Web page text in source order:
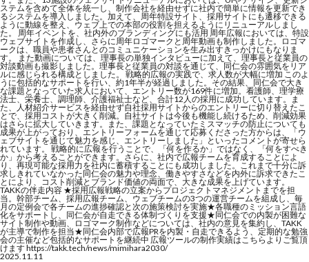
ステムを含めて全体を統一し、制作会社を経由せずに社内で簡単に情報を更新でき
るシステムを導入しました。加えて、周年特設サイト、採用サイトにも遷移できる
ように動線を整え、ウェブ上での本部の役割を担えるようにリニューアルしまし
た。 周年イベントを、社内外のブランディングにも活用 周年広報においては、特設
ウェブサイトを作成し、さらに周年ロゴマークと周年動画も制作しました。ロゴマ
ークは、職員や患者さんとのコミュニケーションを生み出すきっかけにもなりま
す。 また動画については、理事長の単独インタビューに加えて、理事長と従業員の
対談動画も撮影しました。理事長と従業員の対談を通じて、同仁会の雰囲気をリア
ルに感じられる構成としました。 戦略的広報の実践で、求人数が大幅に増加 このよ
うに包括的なサポートを行い、約1年半が経過しました。その結果、同仁会で大き
な課題となっていた求人において、エントリー数が169件に増加。看護師、理学療
法士、栄養士、調理師、介護福祉士など、合計12人の採用に成功しています。ま
た、人材紹介サービスを経由せず自社採用サイトからのエントリーに切り替えたこ
とで、採用コストが大きく削減。自社サイトは今後も機能し続けるため、削減効果
はさらに拡大していきます。また、課題となっていたミスマッチの防止についても
成果が上がっており、エントリーフォームを通じて応募くださった方からは、「ウ
ェブサイトを通じて魅力を感じ、エントリーしました」といったコメントが寄せら
れています。 戦略的に広報を行うことで、「何を作るか」ではなく、「何をすべき
か」から考えることができます。さらに、社内で広報チームを育成することによ
り、再現可能な採用力を社内に蓄積することにも成功しました。これまで十分に訴
求しきれていなかった同仁会の魅力や理念、働きやすさなどを内外に訴求できたこ
とにより、コスト削減とブランド価値の両面で、大きな成果を上げています。
TAKKの伴走内容 ★採用広報戦略の立案からプロジェクトマネジメントまでを担
当。幹部チーム、採用広報チーム、ウェブチームの3つの運営チームを組成し、毎
月の定例会で各チームの進捗確認と次の施策検討を実施★各職種のミッション言語
化をサポートし、同仁会が自走できる体制づくりを支援★同仁会での内製が困難な
サイト制作や動画、ロゴマーク制作などについては、社内の意見を集約し、TAKK
が主導で制作を担当★同仁会内部で広報PRを内製・自走できるよう、定期的な勉強
会の主催など包括的なサポートを継続中 広報ツールの制作実績はこちらよりご覧頂
けます https://takk.tech/news/mimihara2030/
2025.11.11